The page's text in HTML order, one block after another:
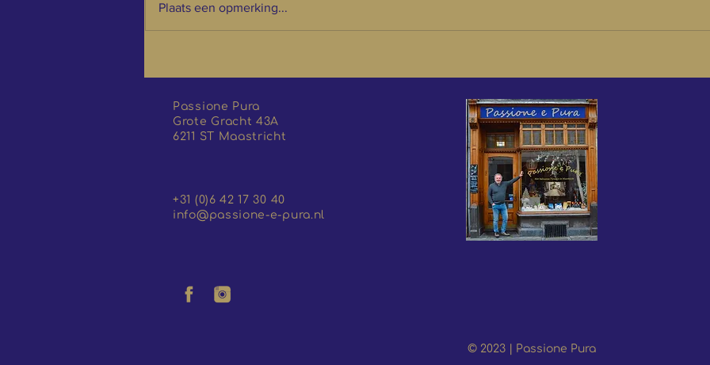
Verwen je vader
Hemelvaartsdag!
Plaats een opmerking...
Passione Pura
Grote Gracht 43A
6211 ST Maastricht
+31 (0)6 42 17 30 40
info@passione-e-pura.nl
© 2023 | Passione Pura